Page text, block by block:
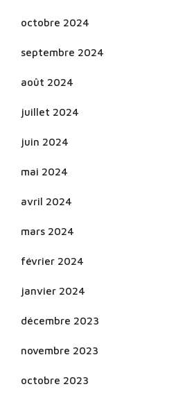
octobre 2024
septembre 2024
août 2024
juillet 2024
juin 2024
mai 2024
avril 2024
mars 2024
février 2024
janvier 2024
décembre 2023
novembre 2023
octobre 2023